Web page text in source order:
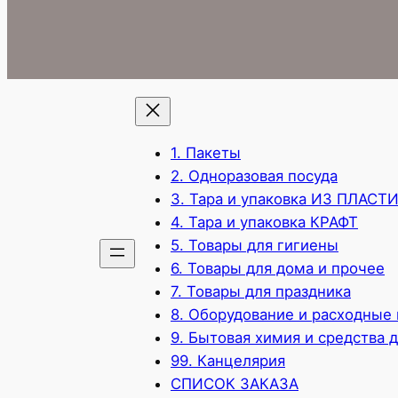
1. Пакеты
2. Одноразовая посуда
3. Тара и упаковка ИЗ
4. Тара и упаковка КРАФТ
5. Товары для гигиены
6. Товары для дома и прочее
7. Товары для праздника
8. Оборудование и расходные
9. Бытовая химия и средства
99. Канцелярия
СПИСОК ЗАКАЗА